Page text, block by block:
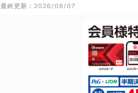
最終更新：2026/08/07